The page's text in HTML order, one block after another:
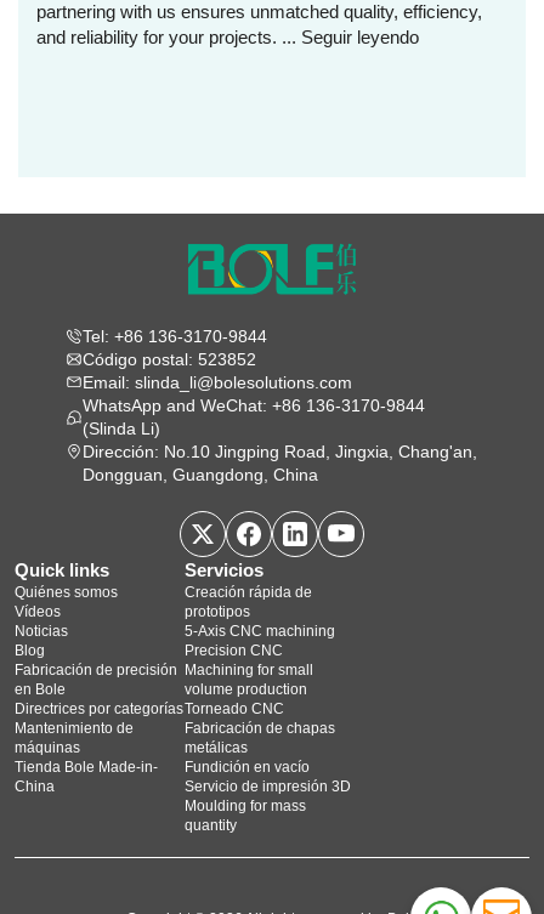
partnering with us ensures unmatched quality, efficiency,
and reliability for your projects. ... Seguir leyendo
Tel: +86 136-3170-9844
Código postal: 523852
Email: slinda_li@bolesolutions.com
WhatsApp and WeChat: +86 136-3170-9844
(Slinda Li)
Dirección: No.10 Jingping Road, Jingxia, Chang'an,
Dongguan, Guangdong, China
Quick links
Quiénes somos
Vídeos
Noticias
Blog
Fabricación de precisión
en Bole
Directrices por categorías
Mantenimiento de
máquinas
Tienda Bole Made-in-
China
Servicios
Creación rápida de
prototipos
5‑Axis CNC machining
Precision CNC
Machining for small
volume production
Torneado CNC
Fabricación de chapas
metálicas
Fundición en vacío
Servicio de impresión 3D
Moulding for mass
quantity